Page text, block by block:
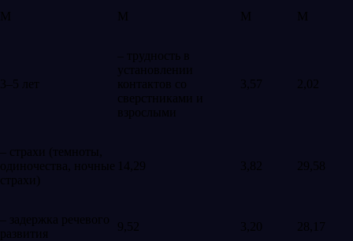
M M M M
3–5 лет
– трудность в
установлении
контактов со
сверстниками и
взрослыми
3,57 2,02
– страхи (темноты,
одиночества, ночные
страхи)
14,29 3,82 29,58
– задержка речевого
развития
9,52 3,20 28,17